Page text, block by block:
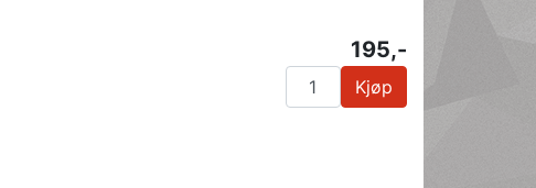
195,-
Kjøp